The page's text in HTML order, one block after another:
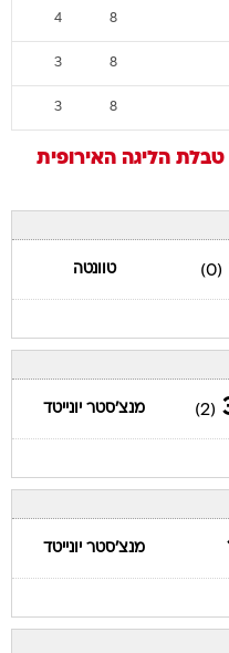
8
4
8
3
8
3
טבלת הליגה האירופית
(0) טוונטה
(2) מנצ'סטר יונייטד
מנצ'סטר יונייטד